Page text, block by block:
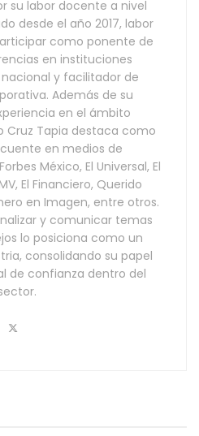
su labor docente a nivel
desde el año 2017, labor
como ponente de
en instituciones
y facilitador de
Además de su
en el ámbito
Cruz Tapia destaca como
en medios de
México, El Universal, El
El Financiero, Querido
en Imagen, entre otros.
y comunicar temas
lo posiciona como un
consolidando su papel
de confianza dentro del